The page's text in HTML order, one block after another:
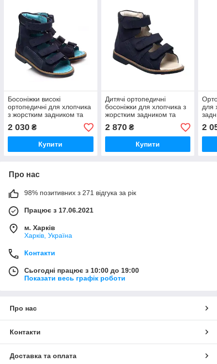
Босоніжки високі
ортопедичні для хлопчика
з жорстким задником та
супінатором Theo Leo 719
розмір 18-34
2 030 ₴
Купити
Дитячі ортопедичні
босоніжки для хлопчика з
жорстким задником та
1128 розмір 21-35
2 870₴
Купити
для
2
Про нас
98% позитивних з 271 відгука за рік
Працює з 17.06.2021
м. Харків
Харків, Україна
Контакти
Сьогодні працює з 10:00 до 19:00
Показати весь графік роботи
Про нас
Контакти
Доставка та оплата